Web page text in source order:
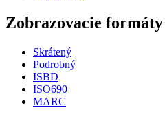
Zobrazovacie formáty
Skrátený
Podrobný
ISBD
ISO690
MARC